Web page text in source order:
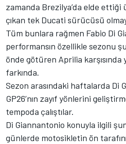
zamanda Brezilya’da elde
çıkan tek Ducati sürücüsü
Tüm bunlara rağmen Fabio Di
performansın özellikle sezonu
önde götüren Aprilia karşısında
farkında.
Sezon arasındaki haftalarda Di
GP26’nın zayıf yönlerini
tempoda çalıştılar.
Di Giannantonio konuyla ilgili
günlerde motosikletin ön